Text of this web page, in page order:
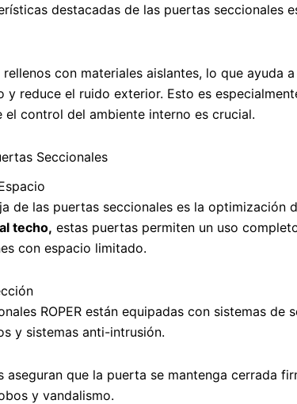
destacadas de las puertas seccionales
rellenos con materiales aislantes, lo que ayuda
y reduce el ruido exterior. Esto es
el control del ambiente interno es crucial.
Seccionales
de las puertas seccionales es la optimización
techo, estas puertas permiten un uso
con espacio limitado.
ROPER están equipadas con sistemas de
y sistemas anti-intrusión.
aseguran que la puerta se mantenga cerrada
y vandalismo.